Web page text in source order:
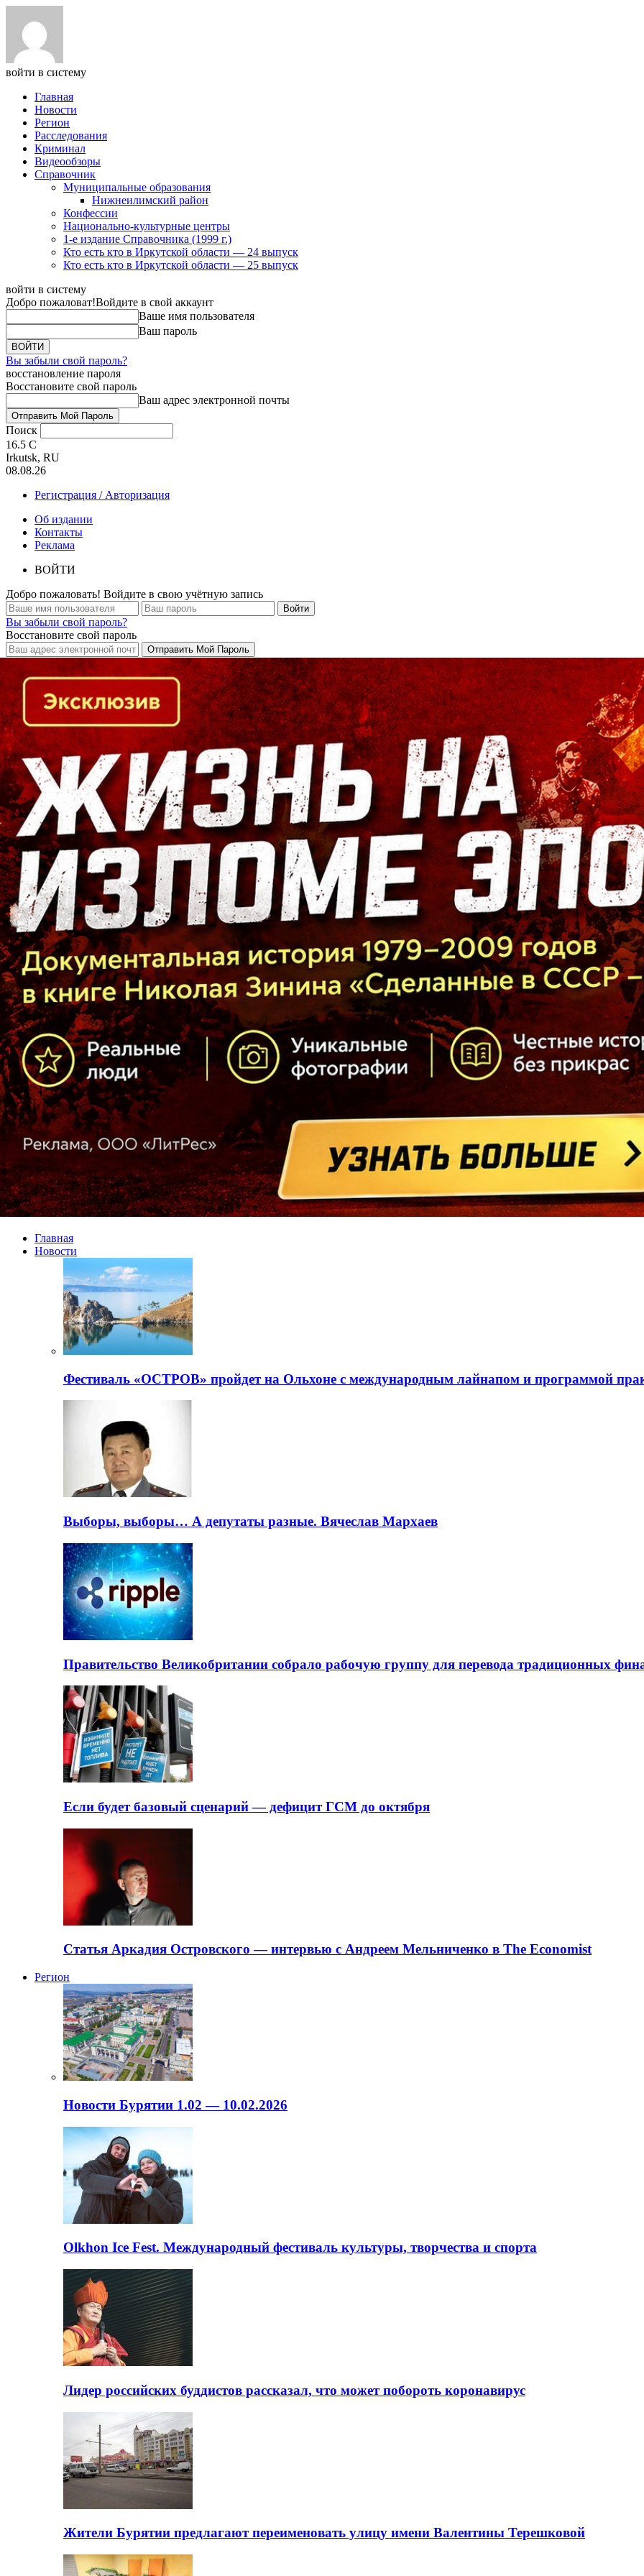
войти в систему
Главная
Новости
Регион
Расследования
Криминал
Видеообзоры
Справочник
Муниципальные образования
Нижнеилимский район
Конфессии
Национально-культурные центры
1-е издание Справочника (1999 г.)
Кто есть кто в Иркутской области — 24 выпуск
Кто есть кто в Иркутской области — 25 выпуск
войти в систему
Добро пожаловат!Войдите в свой аккаунт
Ваше имя пользователя
Ваш пароль
Вы забыли свой пароль?
восстановление пароля
Восстановите свой пароль
Ваш адрес электронной почты
Поиск
16.5 C
Irkutsk, RU
08.08.26
Регистрация / Авторизация
Об издании
Контакты
Реклама
ВОЙТИ
Добро пожаловать! Войдите в свою учётную запись
Вы забыли свой пароль?
Восстановите свой пароль
Кто есть кто в Байкальском регионе
Главная
Новости
Фестиваль «ОСТРОВ» пройдет на Ольхоне с международным лайнапом и программой
Выборы, выборы… А депутаты разные. Вячеслав Мархаев
Правительство Великобритании собрало рабочую группу для перевода традиционных
Если будет базовый сценарий — дефицит ГСМ до октября
Статья Аркадия Островского — интервью с Андреем Мельниченко в The Economist
Регион
Новости Бурятии 1.02 — 10.02.2026
Olkhon Ice Fest. Международный фестиваль культуры, творчества и спорта
Лидер российских буддистов рассказал, что может побороть коронавирус
Жители Бурятии предлагают переименовать улицу имени Валентины Терешковой